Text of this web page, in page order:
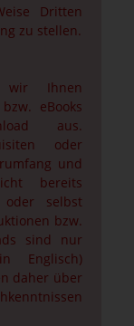
Dritten
zu stellen.
wir Ihnen
eBooks
aus.
oder
und
bereits
oder selbst
bzw.
sind nur
Englisch)
daher über